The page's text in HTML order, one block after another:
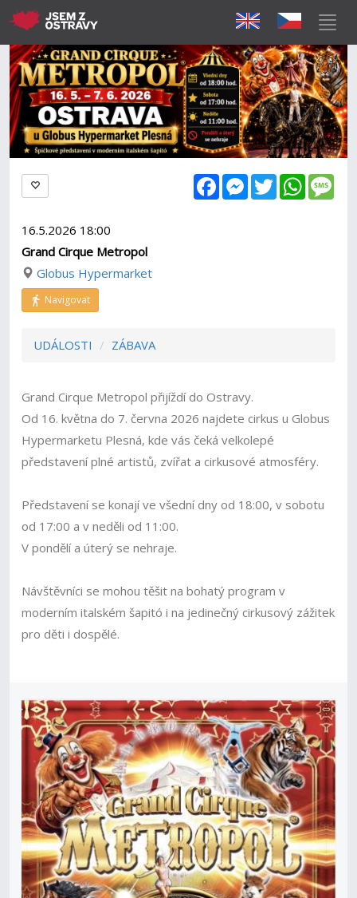
FacebookMessenger
Twitter
16.5.2026 18:00
Grand Cirque Metropol
Globus Hypermarket
Navigovat
UDÁLOSTI ZÁBAVA
Grand Cirque Metropol přijíždí do Ostravy.
Od 16. května do 7. června 2026 najdete cirkus u Globus
Hypermarketu Plesná, kde vás čeká velkolepé
představení plné artistů, zvířat a cirkusové atmosféry.
Představení se konají ve všední dny od 18:00, v sobotu
od 17:00 a v neděli od 11:00.
V pondělí a úterý se nehraje.
Návštěvníci se mohou těšit na bohatý program v
moderním italském šapitó i na jedinečný cirkusový zážitek
pro děti i dospělé.